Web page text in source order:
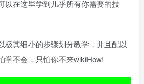
以在这里学到几乎所有你需要的技
极其细小的步骤划分教学，并且配以
学不会，只怕你不来wikiHow!